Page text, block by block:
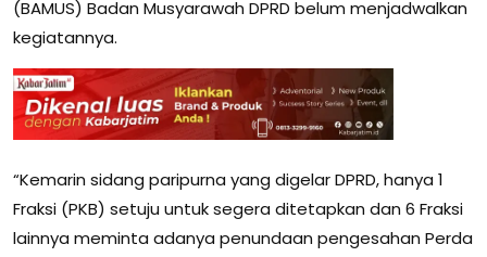
(BAMUS) Badan Musyarawah DPRD belum menjadwalkan
kegiatannya.
“Kemarin sidang paripurna yang digelar DPRD, hanya 1
Fraksi (PKB) setuju untuk segera ditetapkan dan 6 Fraksi
lainnya meminta adanya penundaan pengesahan Perda